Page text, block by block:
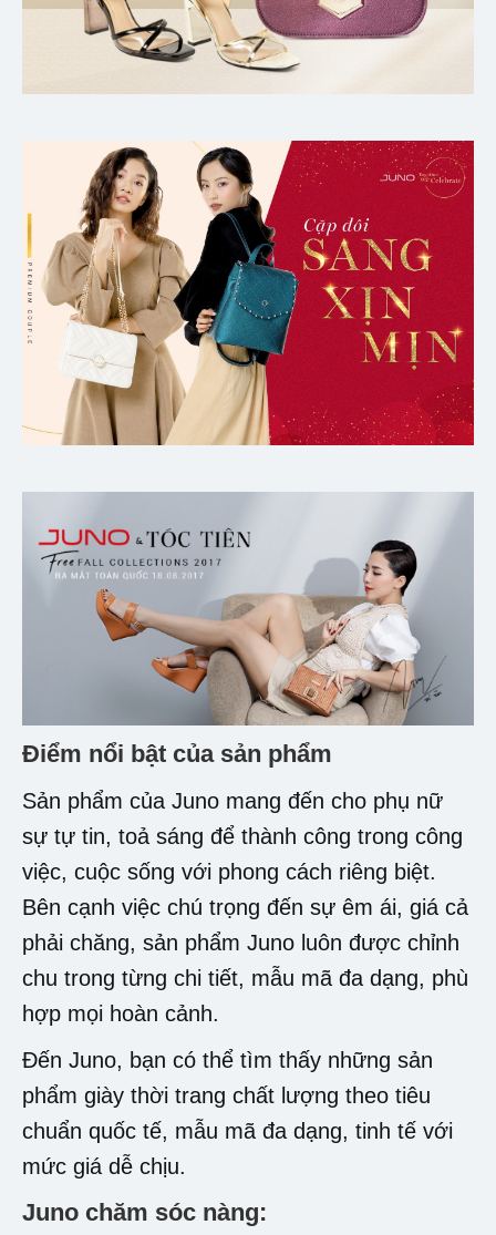
Điểm nổi bật của sản phẩm
Sản phẩm của Juno mang đến cho phụ nữ
sự tự tin, toả sáng để thành công trong công
việc, cuộc sống với phong cách riêng biệt.
Bên cạnh việc chú trọng đến sự êm ái, giá cả
phải chăng, sản phẩm Juno luôn được chỉnh
chu trong từng chi tiết, mẫu mã đa dạng, phù
hợp mọi hoàn cảnh.
Đến Juno, bạn có thể tìm thấy những sản
phẩm giày thời trang chất lượng theo tiêu
chuẩn quốc tế, mẫu mã đa dạng, tinh tế với
mức giá dễ chịu.
Juno chăm sóc nàng: